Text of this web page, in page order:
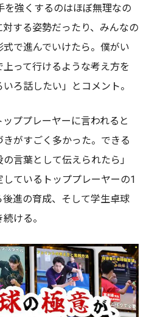
強くするのはほぼ無理なの
する姿勢だったり、みんなの
で進んでいけたら。僕がい
って行けるような考え方を
ろ話したい」とコメント。
ッププレーヤーに言われると
きがすごく多かった。できる
言葉として伝えられたら」
ているトッププレーヤーの1
進の育成、そして学生卓球
ける。